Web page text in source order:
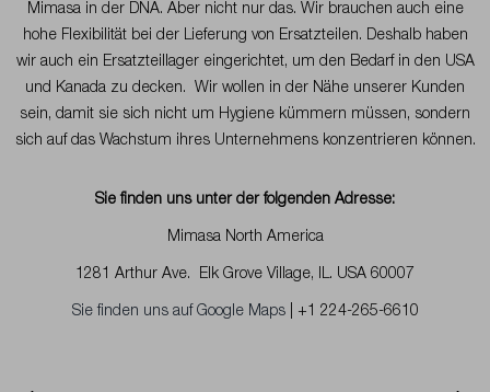
Mimasa in der DNA. Aber nicht nur das. Wir brauchen auch eine
hohe Flexibilität bei der Lieferung von Ersatzteilen. Deshalb haben
wir auch ein Ersatzteillager eingerichtet, um den Bedarf in den USA
und Kanada zu decken. Wir wollen in der Nähe unserer Kunden
sein, damit sie sich nicht um Hygiene kümmern müssen, sondern
sich auf das Wachstum ihres Unternehmens konzentrieren können.
Sie finden uns unter der folgenden Adresse:
Mimasa North America
1281 Arthur Ave. Elk Grove Village, IL. USA 60007
Sie finden uns auf Google Maps| +1 224-265-6610